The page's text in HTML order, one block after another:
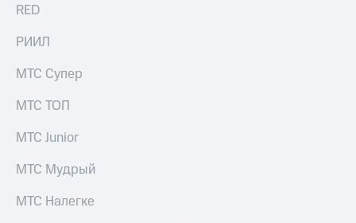
RED
РИИЛ
МТС Супер
МТС ТОП
МТС Junior
МТС Мудрый
МТС Налегке